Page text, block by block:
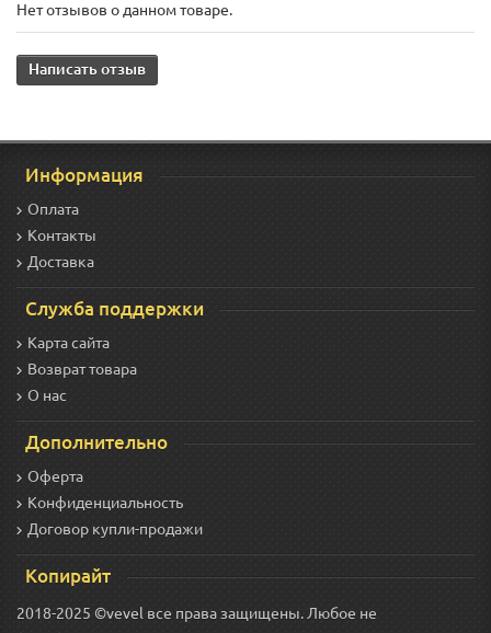
Нет отзывов о данном товаре.
Написать отзыв
Информация
Оплата
Контакты
Доставка
Служба поддержки
Карта сайта
Возврат товара
О нас
Дополнительно
Оферта
Конфиденциальность
Договор купли-продажи
Копирайт
2018-2025 ©vevel все права защищены. Любое не